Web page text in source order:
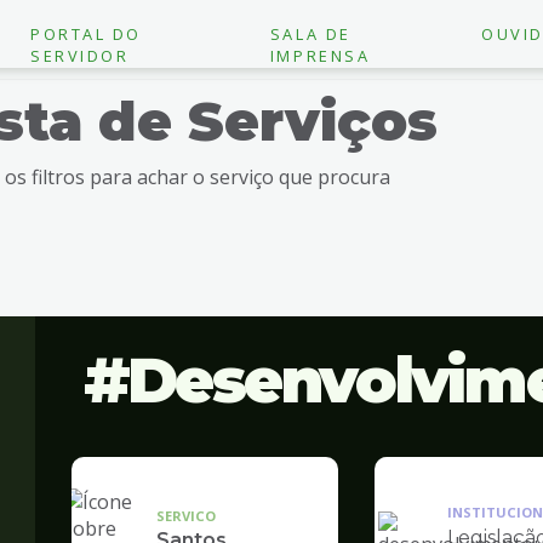
PORTAL DO
SERVIDOR
SALA DE
IMPRENSA
de Serviços
os filtros para achar o serviço que procura
SERVICO